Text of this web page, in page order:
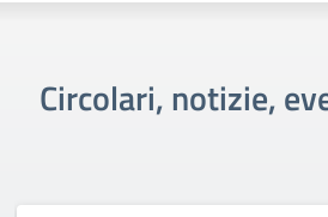
Circolari, notizie,